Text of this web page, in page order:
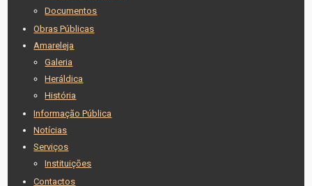
Documentos
Obras Públicas
Amareleja
Galeria
Heráldica
História
Informação Pública
Notícias
Serviços
Instituições
Contactos